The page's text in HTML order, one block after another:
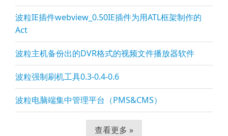
波粒IE插件webview_0.50IE插件为用ATL框架制作的
Act
波粒主机备份出的DVR格式的视频文件播放器软件
波粒强制刷机工具0.3-0.4-0.6
波粒电脑端集中管理平台（PMS&CMS）
查看更多 »